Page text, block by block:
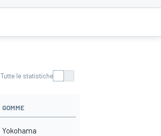
Tutte le statistiche
GOMME
Yokohama